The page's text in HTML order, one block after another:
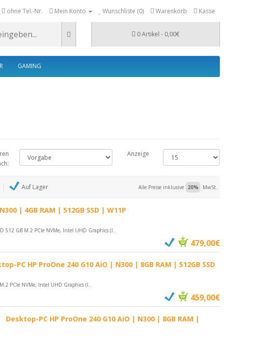
ohne Tel.-Nr. Mein Konto Wunschliste (0) Warenkorb Kasse
0 Artikel - 0,00€
GAMING
Anzeige
Auf Lager Alle Preise inklusive 20% MwSt.
| 4GB RAM | 512GB SSD | W11P
512 GB M.2 PCIe NVMe, Intel UHD Graphics (I..
479,00€
PC HP ProOne 240 G10 AiO | N300 | 8GB RAM | 512GB SSD
PCIe NVMe, Intel UHD Graphics (I..
459,00€
Desktop-PC HP ProOne 240 G10 AiO | N300 | 8GB RAM |